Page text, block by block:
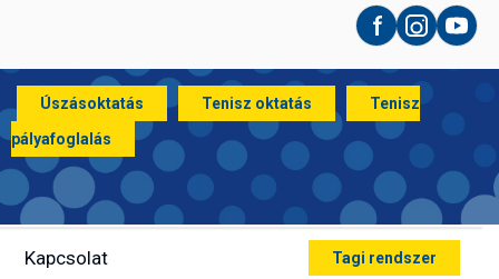
Facebook
Instagram
Úszásoktatás Tenisz oktatás
Tenisz
pályafoglalás
Kapcsolat Tagi rendszer